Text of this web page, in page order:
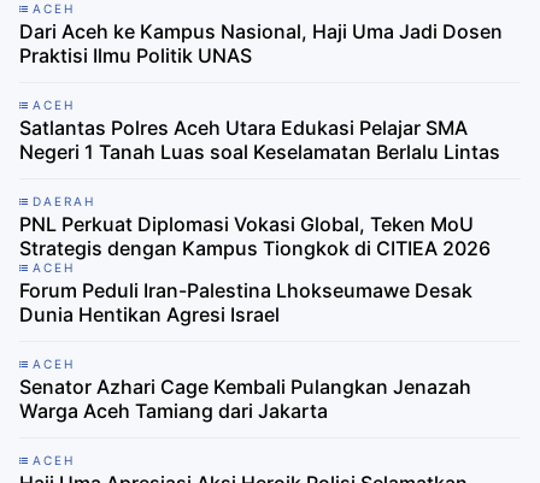
ACEH
Dari Aceh ke Kampus Nasional, Haji Uma Jadi Dosen
Praktisi Ilmu Politik UNAS
ACEH
Satlantas Polres Aceh Utara Edukasi Pelajar SMA
Negeri 1 Tanah Luas soal Keselamatan Berlalu Lintas
DAERAH
PNL Perkuat Diplomasi Vokasi Global, Teken MoU
Strategis dengan Kampus Tiongkok di CITIEA 2026
ACEH
Forum Peduli Iran-Palestina Lhokseumawe Desak
Dunia Hentikan Agresi Israel
ACEH
Senator Azhari Cage Kembali Pulangkan Jenazah
Warga Aceh Tamiang dari Jakarta
ACEH